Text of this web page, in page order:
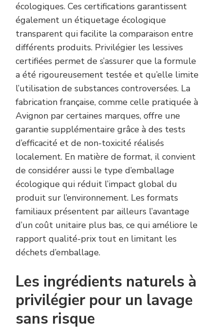
écologiques. Ces certifications garantissent
également un étiquetage écologique
transparent qui facilite la comparaison entre
différents produits. Privilégier les lessives
certifiées permet de s’assurer que la formule
a été rigoureusement testée et qu’elle limite
l’utilisation de substances controversées. La
fabrication française, comme celle pratiquée à
Avignon par certaines marques, offre une
garantie supplémentaire grâce à des tests
d’efficacité et de non-toxicité réalisés
localement. En matière de format, il convient
de considérer aussi le type d’emballage
écologique qui réduit l’impact global du
produit sur l’environnement. Les formats
familiaux présentent par ailleurs l’avantage
d’un coût unitaire plus bas, ce qui améliore le
rapport qualité-prix tout en limitant les
déchets d’emballage.
Les ingrédients naturels à
privilégier pour un lavage
sans risque